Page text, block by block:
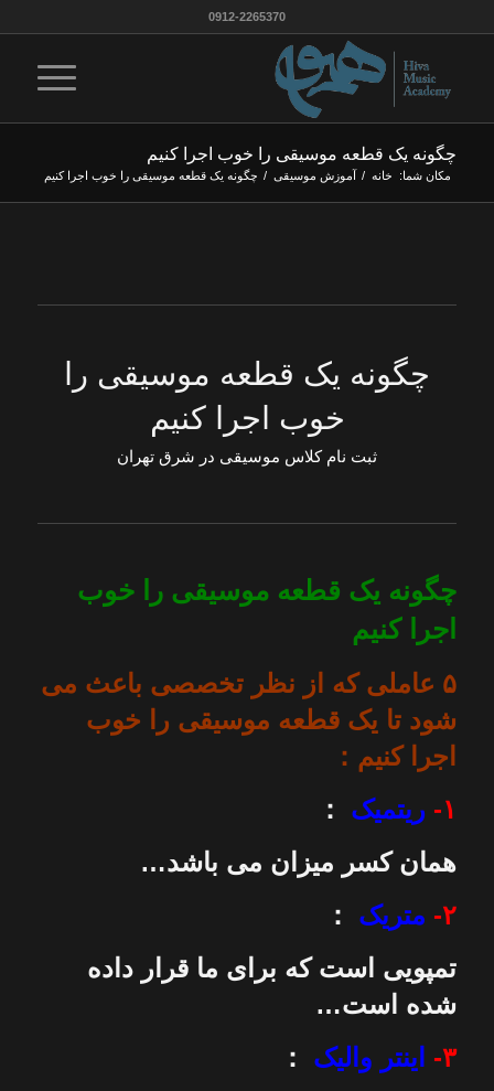
0912-2265370
چگونه یک قطعه موسیقی را خوب اجرا کنیم
مکان شما: خانه / آموزش موسيقى / چگونه یک قطعه موسیقی را خوب اجرا کنیم
چگونه یک قطعه موسیقی را
خوب اجرا کنیم
ثبت نام کلاس موسیقی در شرق تهران
چگونه یک قطعه موسیقی را خوب
اجرا کنیم
۵ عاملی که از نظر تخصصی باعث می
شود تا یک قطعه موسیقی را خوب
اجرا کنیم：
۱-
ریتمیک ：
همان کسر میزان می باشد…
۲-
متریک ：
تمپویی است که برای ما قرار داده
شده است…
۳-
اینتر والیک ：